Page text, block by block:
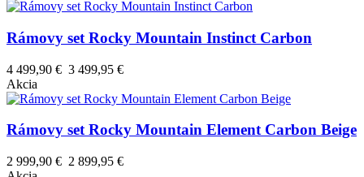
Rámovy set Rocky Mountain Instinct Carbon
4 499,90 € 3 499,95 €
Akcia
Rámovy set Rocky Mountain Element Carbon Beige
2 999,90 € 2 899,95 €